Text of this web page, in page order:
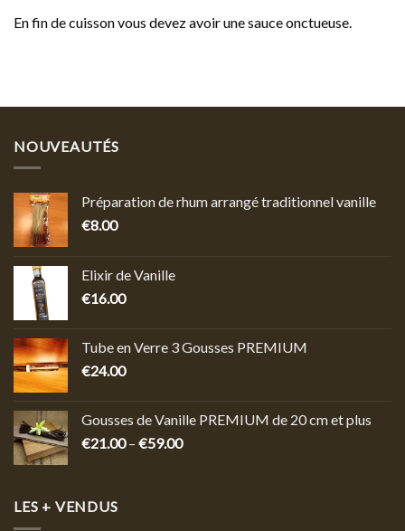
En fin de cuisson vous devez avoir une sauce onctueuse.
NOUVEAUTÉS
Préparation de rhum arrangé traditionnel vanille
€8.00
Elixir de Vanille
€16.00
Tube en Verre 3 Gousses PREMIUM
€24.00
Gousses de Vanille PREMIUM de 20 cm et plus
€21.00– €59.00
LES + VENDUS